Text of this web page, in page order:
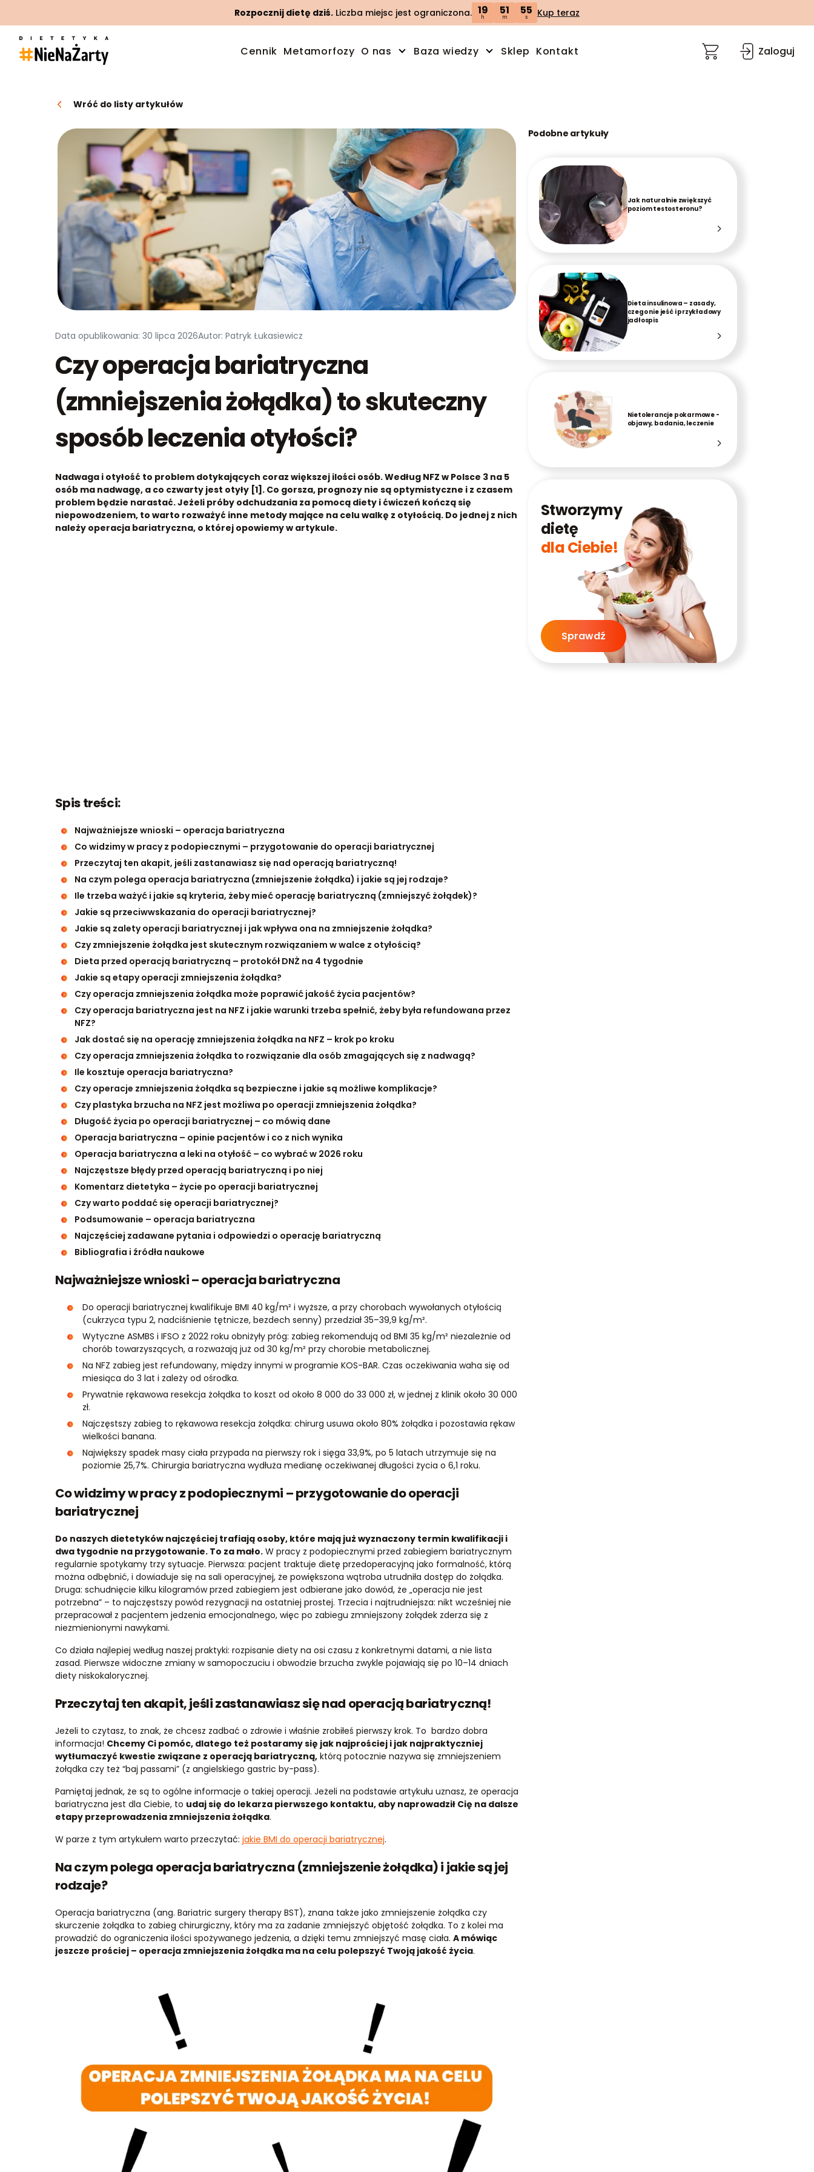
Rozpocznij dietę dziś. Liczba miejsc jest ograniczona. 19
h
51
m
54
s Kup teraz
Cennik Metamorfozy O nas Baza wiedzy Sklep Kontakt Zaloguj
Wróć do listy artykułów
Data opublikowania: 30 lipca 2026Autor: Patryk Łukasiewicz
Czy operacja bariatryczna
(zmniejszenia żołądka) to skuteczny
sposób leczenia otyłości?
Nadwaga i otyłość to problem dotykających coraz większej ilości osób. Według NFZ w Polsce 3 na 5
osób ma nadwagę, a co czwarty jest otyły [1]. Co gorsza, prognozy nie są optymistyczne i z czasem
problem będzie narastać. Jeżeli próby odchudzania za pomocą diety i ćwiczeń kończą się
niepowodzeniem, to warto rozważyć inne metody mające na celu walkę z otyłością. Do jednej z nich
należy operacja bariatryczna, o której opowiemy w artykule.
Spis treści:
Najważniejsze wnioski – operacja bariatryczna
Co widzimy w pracy z podopiecznymi – przygotowanie do operacji bariatrycznej
Przeczytaj ten akapit, jeśli zastanawiasz się nad operacją bariatryczną!
Na czym polega operacja bariatryczna (zmniejszenie żołądka) i jakie są jej rodzaje?
Ile trzeba ważyć i jakie są kryteria, żeby mieć operację bariatryczną (zmniejszyć żołądek)?
Jakie są przeciwwskazania do operacji bariatrycznej?
Jakie są zalety operacji bariatrycznej i jak wpływa ona na zmniejszenie żołądka?
Czy zmniejszenie żołądka jest skutecznym rozwiązaniem w walce z otyłością?
Dieta przed operacją bariatryczną – protokół DNŻ na 4 tygodnie
Jakie są etapy operacji zmniejszenia żołądka?
Czy operacja zmniejszenia żołądka może poprawić jakość życia pacjentów?
Czy operacja bariatryczna jest na NFZ i jakie warunki trzeba spełnić, żeby była refundowana przez
NFZ?
Jak dostać się na operację zmniejszenia żołądka na NFZ – krok po kroku
Czy operacja zmniejszenia żołądka to rozwiązanie dla osób zmagających się z nadwagą?
Ile kosztuje operacja bariatryczna?
Czy operacje zmniejszenia żołądka są bezpieczne i jakie są możliwe komplikacje?
Czy plastyka brzucha na NFZ jest możliwa po operacji zmniejszenia żołądka?
Długość życia po operacji bariatrycznej – co mówią dane
Operacja bariatryczna – opinie pacjentów i co z nich wynika
Operacja bariatryczna a leki na otyłość – co wybrać w 2026 roku
Najczęstsze błędy przed operacją bariatryczną i po niej
Komentarz dietetyka – życie po operacji bariatrycznej
Czy warto poddać się operacji bariatrycznej?
Podsumowanie – operacja bariatryczna
Najczęściej zadawane pytania i odpowiedzi o operację bariatryczną
Bibliografia i źródła naukowe
Najważniejsze wnioski – operacja bariatryczna
Do operacji bariatrycznej kwalifikuje BMI 40 kg/m² i wyższe, a przy chorobach wywołanych otyłością
(cukrzyca typu 2, nadciśnienie tętnicze, bezdech senny) przedział 35–39,9 kg/m².
Wytyczne ASMBS i IFSO z 2022 roku obniżyły próg: zabieg rekomendują od BMI 35 kg/m² niezależnie od
chorób towarzyszących, a rozważają już od 30 kg/m² przy chorobie metabolicznej.
Na NFZ zabieg jest refundowany, między innymi w programie KOS-BAR. Czas oczekiwania waha się od
miesiąca do 3 lat i zależy od ośrodka.
Prywatnie rękawowa resekcja żołądka to koszt od około 8 000 do 33 000 zł, w jednej z klinik około 30 000
zł.
Najczęstszy zabieg to rękawowa resekcja żołądka: chirurg usuwa około 80% żołądka i pozostawia rękaw
wielkości banana.
Największy spadek masy ciała przypada na pierwszy rok i sięga 33,9%, po 5 latach utrzymuje się na
poziomie 25,7%. Chirurgia bariatryczna wydłuża medianę oczekiwanej długości życia o 6,1 roku.
Co widzimy w pracy z podopiecznymi – przygotowanie do operacji
bariatrycznej
Do naszych dietetyków najczęściej trafiają osoby, które mają już wyznaczony termin kwalifikacji i
dwa tygodnie na przygotowanie. To za mało.W pracy z podopiecznymi przed zabiegiem bariatrycznym
regularnie spotykamy trzy sytuacje. Pierwsza: pacjent traktuje dietę przedoperacyjną jako formalność, którą
można odbębnić, i dowiaduje się na sali operacyjnej, że powiększona wątroba utrudniła dostęp do żołądka.
Druga: schudnięcie kilku kilogramów przed zabiegiem jest odbierane jako dowód, że „operacja nie jest
potrzebna” – to najczęstszy powód rezygnacji na ostatniej prostej. Trzecia i najtrudniejsza: nikt wcześniej nie
przepracował z pacjentem jedzenia emocjonalnego, więc po zabiegu zmniejszony żołądek zderza się z
niezmienionymi nawykami.
Co działa najlepiej według naszej praktyki: rozpisanie diety na osi czasu z konkretnymi datami, a nie lista
zasad. Pierwsze widoczne zmiany w samopoczuciu i obwodzie brzucha zwykle pojawiają się po 10–14 dniach
diety niskokalorycznej.
Przeczytaj ten akapit, jeśli zastanawiasz się nad operacją bariatryczną!
Jeżeli to czytasz, to znak, że chcesz zadbać o zdrowie i właśnie zrobiłeś pierwszy krok. To bardzo dobra
informacja! Chcemy Ci pomóc, dlatego też postaramy się jak najprościej i jak najpraktyczniej
wytłumaczyć kwestie związane z operacją bariatryczną,którą potocznie nazywa się zmniejszeniem
żołądka czy też “baj passami” (z angielskiego gastric by-pass).
Pamiętaj jednak, że są to ogólne informacje o takiej operacji. Jeżeli na podstawie artykułu uznasz, że operacja
bariatryczna jest dla Ciebie, to udaj się do lekarza pierwszego kontaktu, aby naprowadził Cię na dalsze
etapy przeprowadzenia zmniejszenia żołądka.
W parze z tym artykułem warto przeczytać: jakie BMI do operacji bariatrycznej.
Na czym polega operacja bariatryczna (zmniejszenie żołądka) i jakie są jej
rodzaje?
Operacja bariatryczna (ang. Bariatric surgery therapy BST), znana także jako zmniejszenie żołądka czy
skurczenie żołądka to zabieg chirurgiczny, który ma za zadanie zmniejszyć objętość żołądka. To z kolei ma
prowadzić do ograniczenia ilości spożywanego jedzenia, a dzięki temu zmniejszyć masę ciała. A mówiąc
jeszcze prościej – operacja zmniejszenia żołądka ma na celu polepszyć Twoją jakość życia.
Podobne artykuły
Jak naturalnie zwiększyć
poziom testosteronu?
Dieta insulinowa – zasady,
czego nie jeść i przykładowy
jadłospis
Nietolerancje pokarmowe -
objawy, badania, leczenie
Stworzymy
dietę
dla Ciebie!
Sprawdź